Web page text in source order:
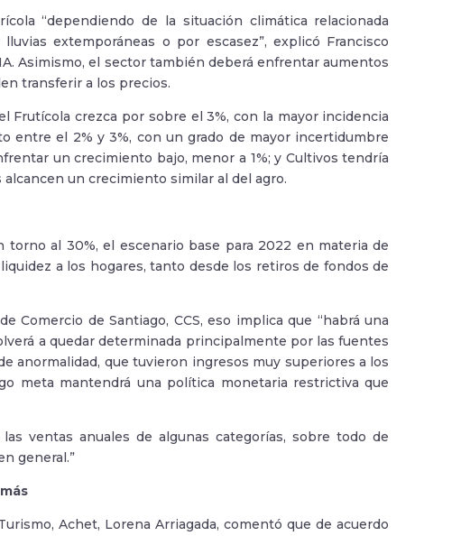
“dependiendo de la situación climática relacionada
extemporáneas o por escasez”, explicó Francisco
Asimismo, el sector también deberá enfrentar aumentos
transferir a los precios.
Frutícola crezca por sobre el 3%, con la mayor incidencia
entre el 2% y 3%, con un grado de mayor incertidumbre
un crecimiento bajo, menor a 1%; y Cultivos tendría
un crecimiento similar al del agro.
al 30%, el escenario base para 2022 en materia de
a los hogares, tanto desde los retiros de fondos de
Comercio de Santiago, CCS, eso implica que “habrá una
a quedar determinada principalmente por las fuentes
anormalidad, que tuvieron ingresos muy superiores a los
meta mantendrá una política monetaria restrictiva que
ventas anuales de algunas categorías, sobre todo de
general.”
Achet, Lorena Arriagada, comentó que de acuerdo